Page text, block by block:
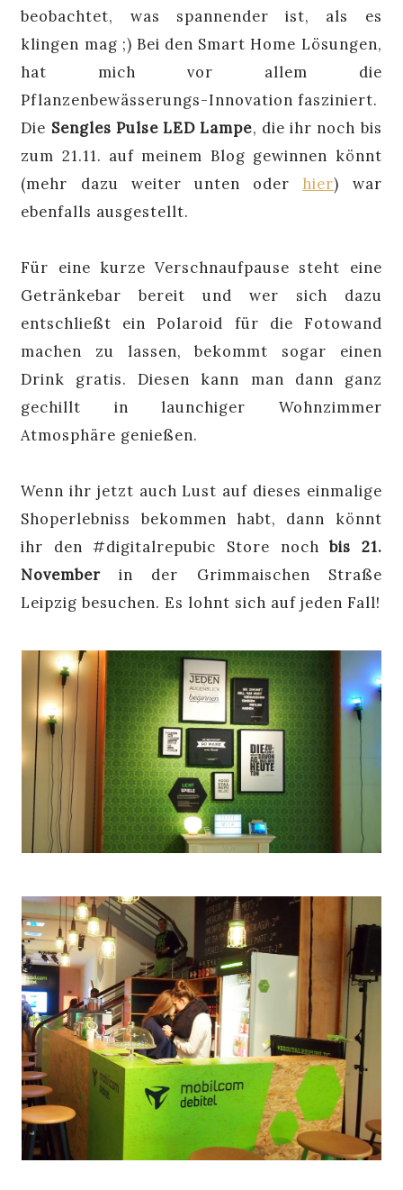
beobachtet, was spannender ist, als es
klingen mag ;) Bei den Smart Home Lösungen,
hat mich vor allem die
Pflanzenbewässerungs-Innovation fasziniert.
Die Sengles Pulse LED Lampe, die ihr noch bis
zum 21.11. auf meinem Blog gewinnen könnt
(mehr dazu weiter unten oder hier) war
ebenfalls ausgestellt.
Für eine kurze Verschnaufpause steht eine
Getränkebar bereit und wer sich dazu
entschließt ein Polaroid für die Fotowand
machen zu lassen, bekommt sogar einen
Drink gratis. Diesen kann man dann ganz
gechillt in launchiger Wohnzimmer
Atmosphäre genießen.
Wenn ihr jetzt auch Lust auf dieses einmalige
Shoperlebniss bekommen habt, dann könnt
ihr den #digitalrepubic Store nochbis 21.
November in der Grimmaischen Straße
Leipzig besuchen. Es lohnt sich auf jeden Fall!